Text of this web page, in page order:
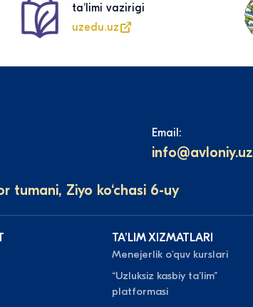
taʼlimi vazirigi
uzedu.uz
Email:
info@avloniy.uz
tumani, Ziyo ko‘chasi 6-uy
TAʼLIM XIZMATLARI
Menejerlik o'quv kurslari
“Uzluksiz kasbiy taʼlim”
platformasi